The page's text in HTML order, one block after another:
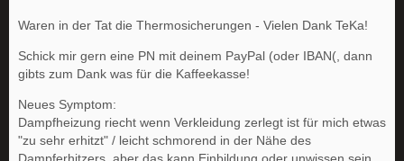
Waren in der Tat die Thermosicherungen - Vielen Dank TeKa!
Schick mir gern eine PN mit deinem PayPal (oder IBAN(, dann
gibts zum Dank was für die Kaffeekasse!
Neues Symptom:
Dampfheizung riecht wenn Verkleidung zerlegt ist für mich etwas
"zu sehr erhitzt" / leicht schmorend in der Nähe des